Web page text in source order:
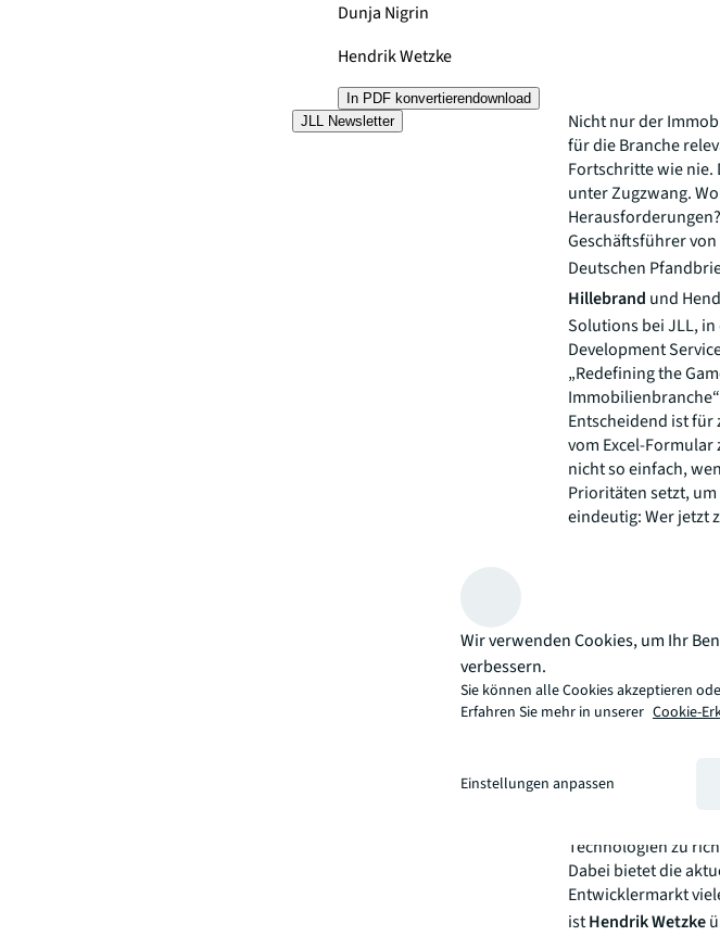
Dunja Nigrin
Hendrik Wetzke
In PDF konvertierendownload
JLL Newsletter
Nicht nur der
für die Branche
Fortschritte wie nie.
unter Zugzwang.
Geschäftsführer
Deutschen
Hillebrand und
Solutions bei JLL,
Development
„Redefining the
Entscheidend ist
vom Excel-Formular
nicht so einfach,
Prioritäten setzt,
eindeutig: Wer jetzt
offenbar fehlt
ist noch viel Luft
schwer und der
Franz Hillebrand
gibt es auch
wollen, denn es gibt
löst.“
„Zugleich fürchtet
braucht man
man auf Knopfdruck
Technologien zu
Dabei bietet die
Entwicklermarkt
istHendrik Wetzke
Wir verwenden Cookies, um Ihr
verbessern.
Sie können alle Cookies akzeptieren
Erfahren Sie mehr in unserer Cookie-
Einstellungen anpassen